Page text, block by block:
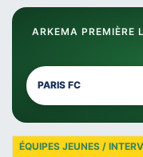
ARKEMA PREMIÈRE
PARIS FC
ÉQUIPES JEUNES /